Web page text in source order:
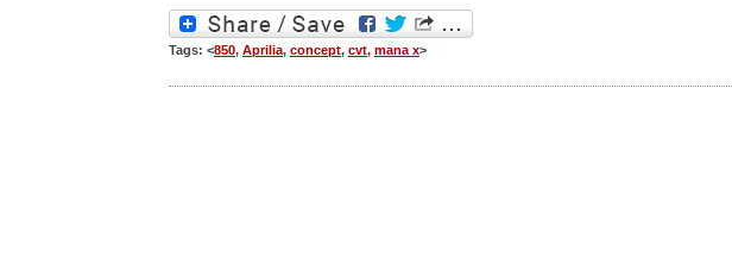
Tags: <850, Aprilia, concept, cvt, mana x>